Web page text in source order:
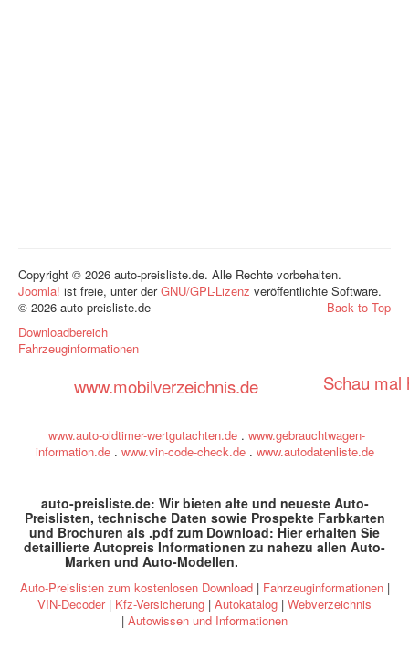
Copyright © 2026 auto-preisliste.de. Alle Rechte vorbehalten.
Joomla! ist freie, unter derGNU/GPL-Lizenz veröffentlichte Software.
Back to Top
© 2026 auto-preisliste.de
Downloadbereich
Fahrzeuginformationen
www.mobilverzeichnis.de Schau mal
www.auto-oldtimer-wertgutachten.de. www.gebrauchtwagen-
information.de. www.vin-code-check.de. www.autodatenliste.de
auto-preisliste.de: Wir bieten alte und neueste Auto-
Preislisten, technische Daten sowie Prospekte Farbkarten
und Brochuren als .pdf zum Download: Hier erhalten Sie
detaillierte Autopreis Informationen zu nahezu allen Auto-
Marken und Auto-Modellen.
Auto-Preislisten zum kostenlosen Download| Fahrzeuginformationen|
VIN-Decoder| Kfz-Versicherung | Autokatalog | Webverzeichnis
| Autowissen und Informationen